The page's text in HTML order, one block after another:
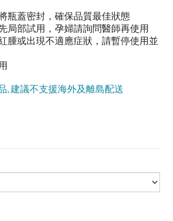
瓶蓋密封，確保品質最佳狀態
局部試用， 孕婦請詢問醫師再使用
腫或出現不適應症狀，請暫停使用並
, 建議不支援海外及離島配送